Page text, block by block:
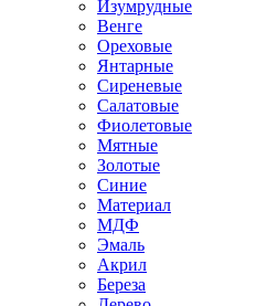
Изумрудные
Венге
Ореховые
Янтарные
Сиреневые
Салатовые
Фиолетовые
Мятные
Золотые
Синие
Материал
МДФ
Эмаль
Акрил
Береза